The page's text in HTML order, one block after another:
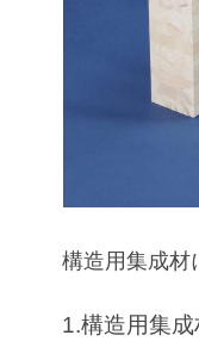
構造用集成材
1.構造用集